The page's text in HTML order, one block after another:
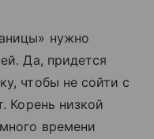
нужно
Да, придется
чтобы не сойти с
Корень низкой
времени